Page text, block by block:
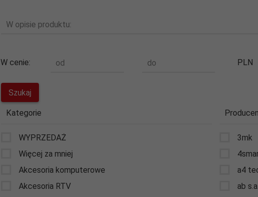
W opisie produktu:
W cenie: od do PLN
Kategorie
WYPRZEDAŻ
Więcej za mniej
Akcesoria komputerowe
Akcesoria RTV
3mk
a4
ab s.a.